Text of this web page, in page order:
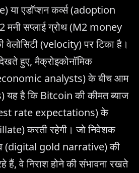
एडॉप्शन कर्व्स (adoption
सप्लाई ग्रोथ (M2 money
(velocity) पर टिका है।
हुए, मैक्रोइकोनॉमिक
analysts) के बीच आम
यह है कि Bitcoin की कीमत ब्याज
rate expectations) के
करती रहेगी। जो निवेशक
(digital gold narrative) की
हैं, वे निराश होने की संभावना रखते